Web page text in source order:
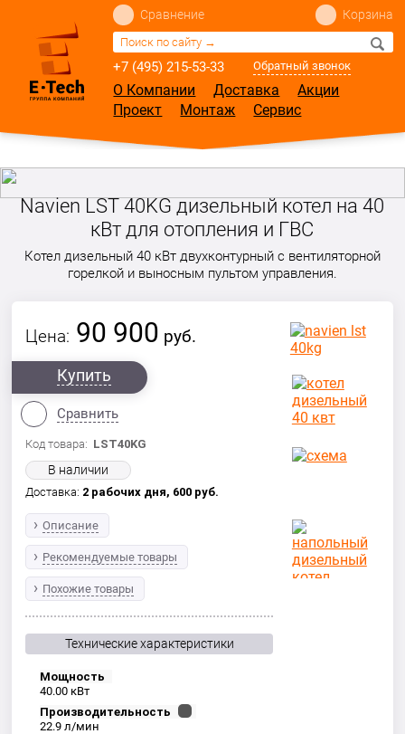
+7 (495) 215-53-33 Обратный звонок
Сравнение Корзина
О Компании Доставка
Акции
Проект
Монтаж Сервис
Navien LST 40KG дизельный котел на 40
кВт для отопления и ГВС
Котел дизельный 40 кВт двухконтурный с вентиляторной
горелкой и выносным пультом управления.
Цена: 90 900 руб.
Купить
Сравнить
Код товара: LST40KG
В наличии
Доставка: 2 рабочих дня, 600 руб.
Описание
Рекомендуемые товары
Похожие товары
Технические характеристики
Мощность
40.00 кВт
Производительность
22.9 л/мин